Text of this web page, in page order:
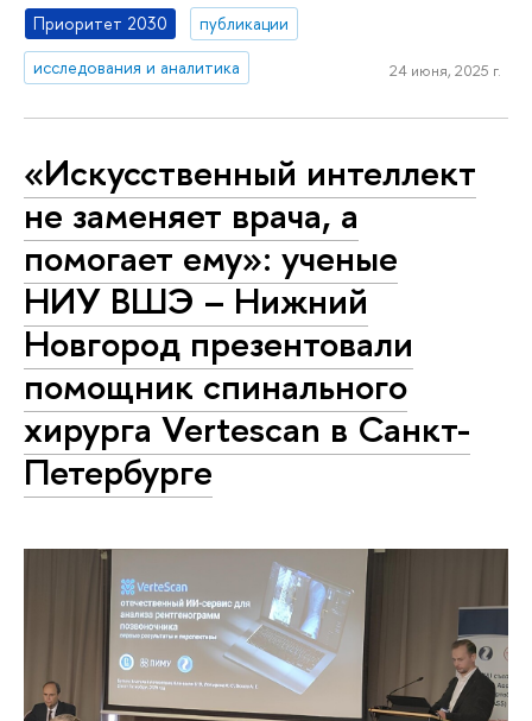
Приоритет 2030
публикации
исследования и аналитика
24 июня, 2025 г.
«Искусственный интеллект
не заменяет врача, а
помогает ему»: ученые
НИУ ВШЭ – Нижний
Новгород презентовали
помощник спинального
хирурга Vertescan в Санкт-
Петербурге